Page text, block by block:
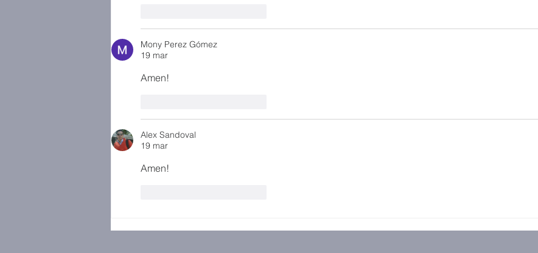
Mony Perez Gómez
19 mar
Amen!
Alex Sandoval
19 mar
Amen!